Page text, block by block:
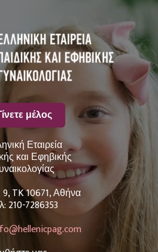
μέλος
Εταιρεία
και Εφηβικής
TK 10671, Αθήνα
210-7286353